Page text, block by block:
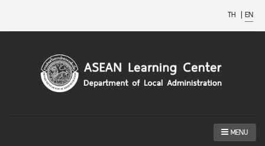
TH | EN
MENU